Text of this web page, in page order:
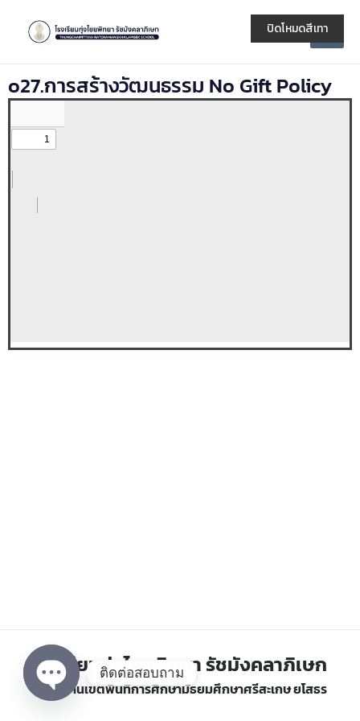
content
Main
o27.การสร้างวัฒนธรรม No Gift Policy
โรงเรียนทุ่งไชยพิทยา รัชมังคลาภิเษก
สำนักงานเขตพื้นที่การศึกษามัธยมศึกษาศรีสะเกษ ยโสธร
ปิดโหมดสีเทา
ติดต่อสอบถาม
Open chaty